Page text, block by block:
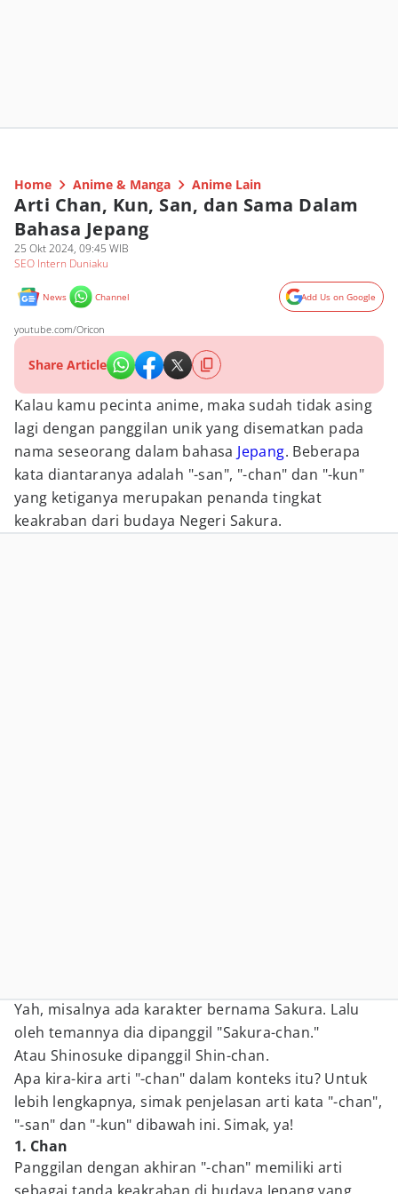
Home Anime & Manga Anime Lain
Arti Chan, Kun, San, dan Sama Dalam
Bahasa Jepang
25 Okt 2024, 09:45 WIB
SEO Intern Duniaku
News Channel Add Us on Google
youtube.com/Oricon
Share Article
Kalau kamu pecinta anime, maka sudah tidak asing
lagi dengan panggilan unik yang disematkan pada
nama seseorang dalam bahasa Jepang. Beberapa
kata diantaranya adalah "-san", "-chan" dan "-kun"
yang ketiganya merupakan penanda tingkat
keakraban dari budaya Negeri Sakura.
Yah, misalnya ada karakter bernama Sakura. Lalu
oleh temannya dia dipanggil "Sakura-chan."
Atau Shinosuke dipanggil Shin-chan.
Apa kira-kira arti "-chan" dalam konteks itu? Untuk
lebih lengkapnya, simak penjelasan arti kata "-chan",
"-san" dan "-kun" dibawah ini. Simak, ya!
1. Chan
Panggilan dengan akhiran "-chan" memiliki arti